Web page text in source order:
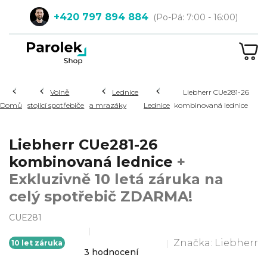
obsah
+420 797 894 884
Hledat
Domů
Volně
stojící spotřebiče
Lednice
a mrazáky
Lednice
Liebherr CUe281-26
kombinovaná lednice
Liebherr CUe281-26
kombinovaná lednice +
Exkluzivně 10 letá záruka na
celý spotřebič ZDARMA!
CUE281
10 let záruka
hodnocení
3 hodnocení
Značka: Liebherr